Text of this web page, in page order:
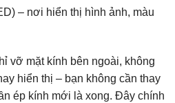
– nơi hiển thị hình ảnh, màu
vỡ mặt kính bên ngoài, không
hiển thị – bạn không cần thay
ép kính mới là xong. Đây chính